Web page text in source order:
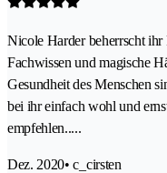
Nicole Harder beherrscht ihr
Fachwissen und magische
Gesundheit des Menschen
bei ihr einfach wohl und
empfehlen.....
Dez. 2020• c_cirsten